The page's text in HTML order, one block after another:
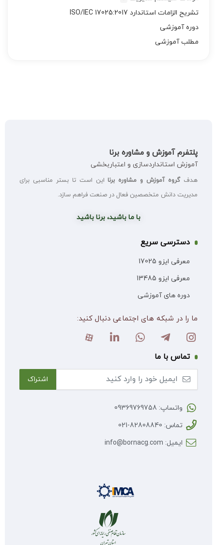
تشریح الزامات استاندارد ISO/IEC 17025:2017
دوره آموزشی
مطلب آموزشی
پلتفرم آموزش و مشاوره برنا
آموزش استانداردسازی و اعتباربخشی
هدفگروه آموزش و مشاوره برنا این است تا بستر مناسبی برای
مدیریت دانش متخصصین فعال در صنعت فراهم سازد.
با ما باشید، برنا باشید
دسترسی سریع
معرفی ایزو 17025
معرفی ایزو 13485
دوره های آموزشی
ما را در شبکه های اجتماعی دنبال کنید:
تماس با ما
واتساپ: 09369769758
تماس: 82808840-021
ایمیل: info@bornacg.com